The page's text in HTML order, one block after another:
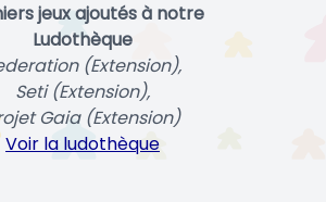
jeux ajoutés à notre
Ludothèque
(Extension),
Seti (Extension),
Gaia (Extension)
Voir la ludothèque